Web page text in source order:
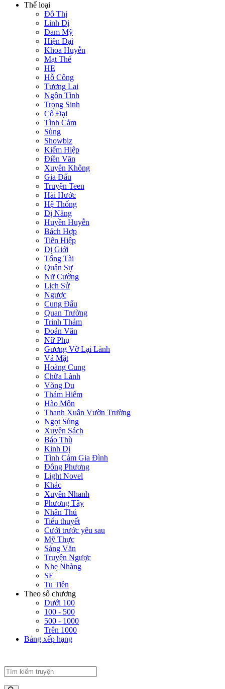
Thể loại
Đô Thị
Linh Dị
Đam Mỹ
Hiện Đại
Khoa Huyễn
Mạt Thế
HE
Hỗ Công
Tương Lai
Ngôn Tình
Trọng Sinh
Cổ Đại
Tình Cảm
Sủng
Showbiz
Kiếm Hiệp
Điền Văn
Xuyên Không
Gia Đấu
Truyện Teen
Hài Hước
Hệ Thống
Dị Năng
Huyền Huyễn
Bách Hợp
Tiên Hiệp
Dị Giới
Tổng Tài
Quân Sự
Nữ Cường
Lịch Sử
Ngược
Cung Đấu
Quan Trường
Trinh Thám
Đoản Văn
Nữ Phụ
Gương Vỡ Lại Lành
Vả Mặt
Hoàng Cung
Chữa Lành
Võng Du
Thám Hiểm
Hào Môn
Thanh Xuân Vườn Trường
Ngọt Sủng
Xuyên Sách
Báo Thù
Kinh Dị
Tình Cảm Gia Đình
Đông Phương
Light Novel
Khác
Xuyên Nhanh
Phương Tây
Nhân Thú
Tiểu thuyết
Cưới trước yêu sau
Mỹ Thực
Sảng Văn
Truyện Ngược
Nhẹ Nhàng
SE
Tu Tiên
Theo số chương
Dưới 100
100 - 500
500 - 1000
Trên 1000
Bảng xếp hạng